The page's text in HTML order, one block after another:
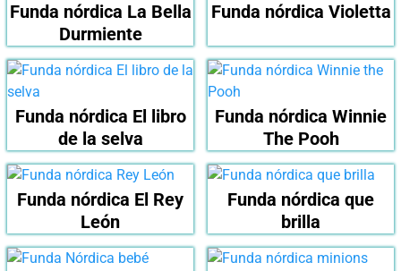
Funda nórdica La Bella
Durmiente
Funda nórdica Violetta
Funda nórdica El libro
de la selva
Funda nórdica Winnie
The Pooh
Funda nórdica El Rey
León
Funda nórdica que
brilla